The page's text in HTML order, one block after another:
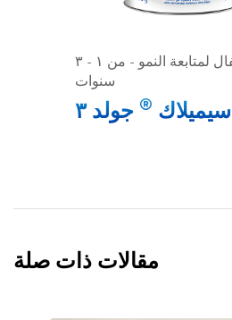
حليب أطفال لمتابعة النمو - من ١ - ٣
سنوات
سيميلاك ® جولد ٣
مقالات ذات صلة